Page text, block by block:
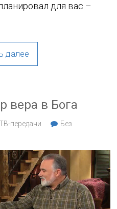
для вас –
далее
вера в Бога
передачи
Без